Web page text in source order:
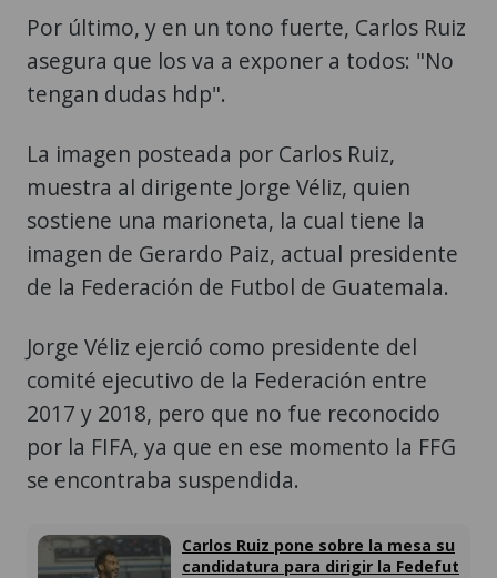
Por último, y en un tono fuerte, Carlos Ruiz
asegura que los va a exponer a todos: "No
tengan dudas hdp".
La imagen posteada por Carlos Ruiz,
muestra al dirigente Jorge Véliz, quien
sostiene una marioneta, la cual tiene la
imagen de Gerardo Paiz, actual presidente
de la Federación de Futbol de Guatemala.
Jorge Véliz ejerció como presidente del
comité ejecutivo de la Federación entre
2017 y 2018, pero que no fue reconocido
por la FIFA, ya que en ese momento la FFG
se encontraba suspendida.
Carlos Ruiz pone sobre la mesa su
candidatura para dirigir la Fedefut